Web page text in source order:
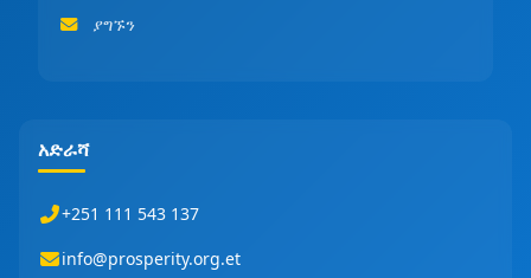
ያግኙን
አድራሻ
+251 111 543 137
info@prosperity.org.et